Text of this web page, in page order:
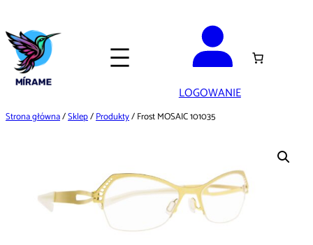
do
treści
LOGOWANIE
Strona główna/Sklep/Produkty/ Frost MOSAIC 101035